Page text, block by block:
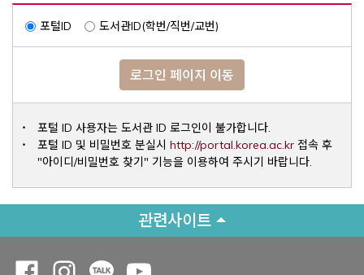
포털ID 도서관ID(학번/직번/교번)
로그인 페이지 이동
포털 ID 사용자는 도서관 ID 로그인이 불가합니다.
포털 ID 및 비밀번호 분실시 http://portal.korea.ac.krOpens a
접속 후
"아이디/비밀번호 찾기" 기능을 이용하여 주시기 바랍니다.
관련사이트
Opens a new window
Opens a new window
Opens a new window